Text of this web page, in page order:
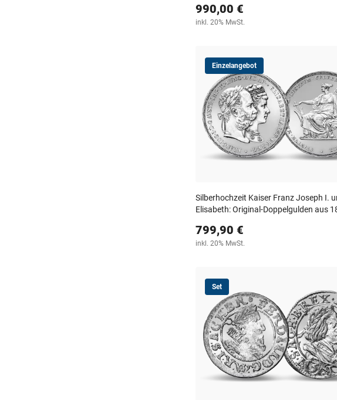
990,00 €
inkl. 20% MwSt.
Einzelangebot
Silberhochzeit Kaiser Franz Joseph I.
Elisabeth: Original-Doppelgulden aus
799,90 €
inkl. 20% MwSt.
Set